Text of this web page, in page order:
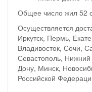
Общее число жил 52
Осуществляется
Иркутск, Пермь,
Владивосток, Сочи,
Севастополь, Нижний
Дону, Минск,
Российской